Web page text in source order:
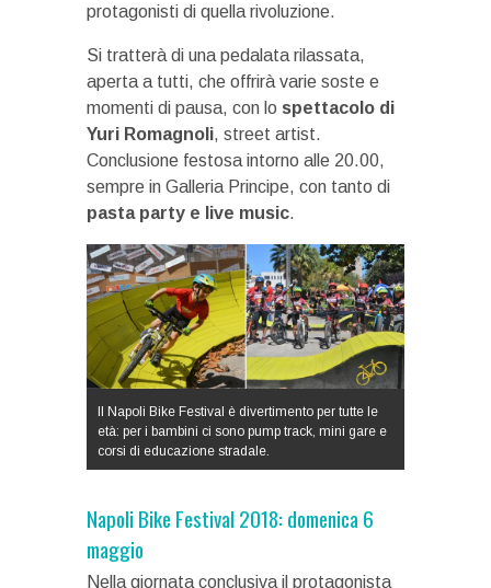
protagonisti di quella rivoluzione.
Si tratterà di una pedalata rilassata,
aperta a tutti, che offrirà varie soste e
momenti di pausa, con lo spettacolo di
Yuri Romagnoli, street artist.
Conclusione festosa intorno alle 20.00,
sempre in Galleria Principe, con tanto di
pasta party e live music.
Il Napoli Bike Festival è divertimento per tutte le
età: per i bambini ci sono pump track, mini gare e
corsi di educazione stradale.
Napoli Bike Festival 2018: domenica 6
maggio
Nella giornata conclusiva il protagonista